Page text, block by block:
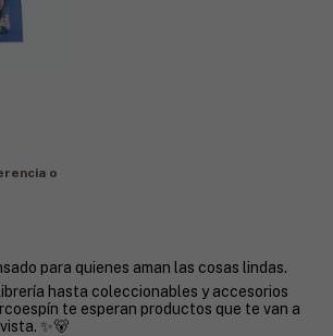
o
para quienes aman las cosas lindas.
hasta coleccionables y accesorios
te esperan productos que te van a
✨🐻